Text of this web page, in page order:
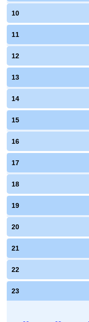
10
11
12
13
14
15
16
17
18
19
20
21
22
23